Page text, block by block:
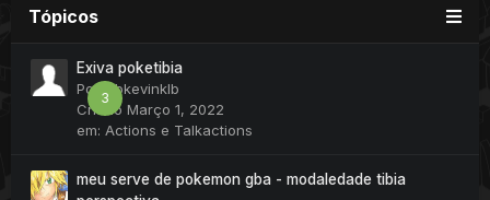
Tópicos
3
Exiva poketibia
Por
klbkevinklb
Criado Março 1, 2022
em: Actions e Talkactions
meu serve de pokemon gba - modaledade tibia